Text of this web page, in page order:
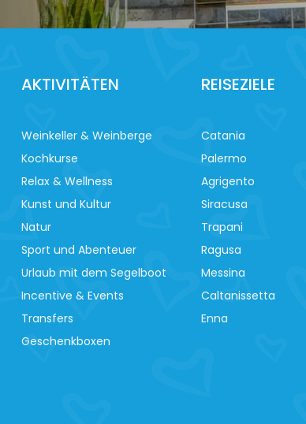
AKTIVITÄTEN
Weinkeller & Weinberge
Kochkurse
Relax & Wellness
Kunst und Kultur
Natur
Sport und Abenteuer
Urlaub mit dem Segelboot
Incentive & Events
Transfers
Geschenkboxen
REISEZIELE
Catania
Palermo
Agrigento
Siracusa
Trapani
Ragusa
Messina
Caltanissetta
Enna